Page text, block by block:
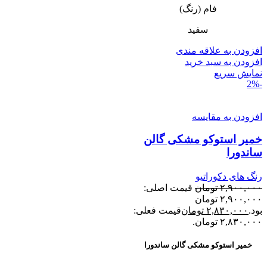
فام (رنگ)
سفید
افزودن به علاقه مندی
افزودن به سبد خرید
نمایش سریع
-2%
افزودن به مقایسه
خمیر استوکو مشکی گالن
ساندورا
رنگ های دکوراتیو
۲,۹۰۰,۰۰۰ تومان قیمت اصلی:
۲,۹۰۰,۰۰۰ تومان
بود. ۲,۸۳۰,۰۰۰ تومانقیمت فعلی:
۲,۸۳۰,۰۰۰ تومان.
خمیر استوکو مشکی گالن ساندورا